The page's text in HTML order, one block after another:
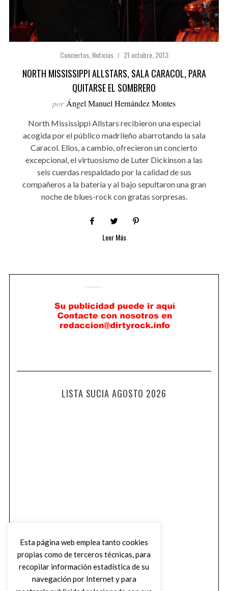
Conciertos, Noticias 21 octubre, 2013
NORTH MISSISSIPPI ALLSTARS, SALA CARACOL, PARA
QUITARSE EL SOMBRERO
por Ángel Manuel Hernández Montes
North Mississippi Allstars recibieron una especial
acogida por el público madrileño abarrotando la sala
Caracol. Ellos, a cambio, ofrecieron un concierto
excepcional, el virtuosismo de Luter Dickinson a las
seis cuerdas respaldado por la calidad de sus
compañeros a la batería y al bajo sepultaron una gran
noche de blues-rock con gratas sorpresas.
Leer Más
LISTA SUCIA AGOSTO 2026
Esta página web emplea tanto cookies
propias como de terceros técnicas, para
recopilar información estadística de su
navegación por Internet y para